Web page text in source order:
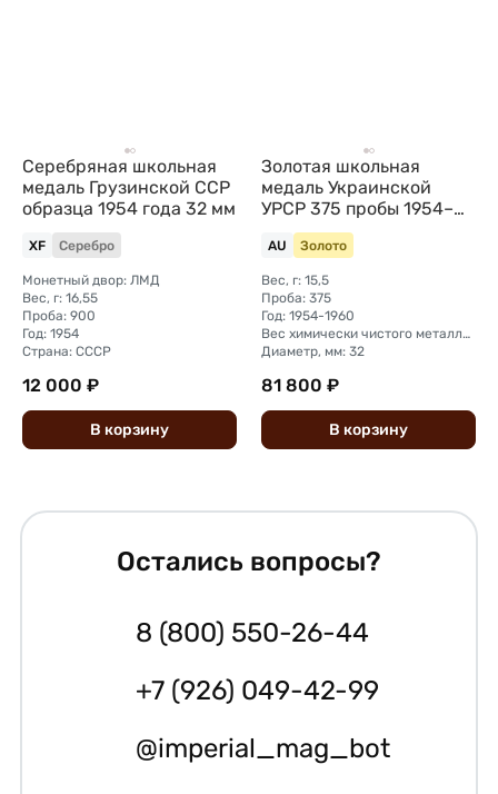
Серебряная школьная
медаль Грузинской ССР
образца 1954 года 32 мм
XF Серебро
Монетный двор: ЛМД
Вес, г: 16,55
Проба: 900
Год: 1954
Страна: СССР
12 000 ₽
В корзину
Золотая школьная
медаль Украинской
УРСР 375 пробы 1954–
1960 годов
AU Золото
Вес, г: 15,5
Проба: 375
Год: 1954-1960
Вес химически чистого металла, г: 5,81
Диаметр, мм: 32
81 800 ₽
В корзину
Остались вопросы?
8 (800) 550-26-44
+7 (926) 049-42-99
@imperial_mag_bot